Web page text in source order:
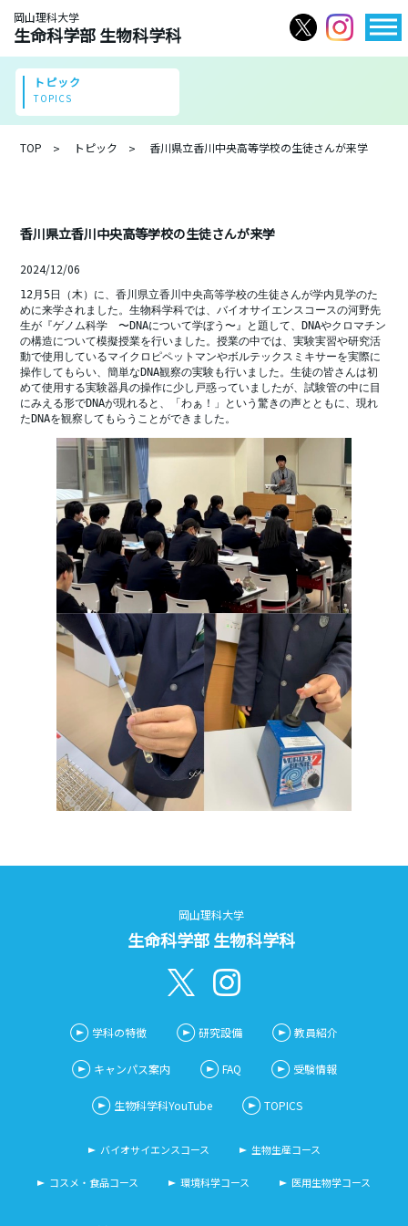
岡山理科大学
生命科学部 生物科学科
トピック
TOPICS
TOP トピック 香川県立香川中央高等学校の生徒さんが来学
香川県立香川中央高等学校の生徒さんが来学
2024/12/06
12月5日（木）に、香川県立香川中央高等学校の生徒さんが学内見学のた
めに来学されました。生物科学科では、バイオサイエンスコースの河野先
生が『ゲノム科学　〜DNAについて学ぼう〜』と題して、DNAやクロマチン
の構造について模擬授業を行いました。授業の中では、実験実習や研究活
動で使用しているマイクロピペットマンやボルテックスミキサーを実際に
操作してもらい、簡単なDNA観察の実験も行いました。生徒の皆さんは初
めて使用する実験器具の操作に少し戸惑っていましたが、試験管の中に目
にみえる形でDNAが現れると、「わぁ！」という驚きの声とともに、現れ
たDNAを観察してもらうことができました。
岡山理科大学
生命科学部 生物科学科
学科の特徴 研究設備 教員紹介
キャンパス案内 FAQ 受験情報
生物科学科YouTube TOPICS
バイオサイエンスコース 生物生産コース
コスメ・食品コース 環境科学コース 医用生物学コース